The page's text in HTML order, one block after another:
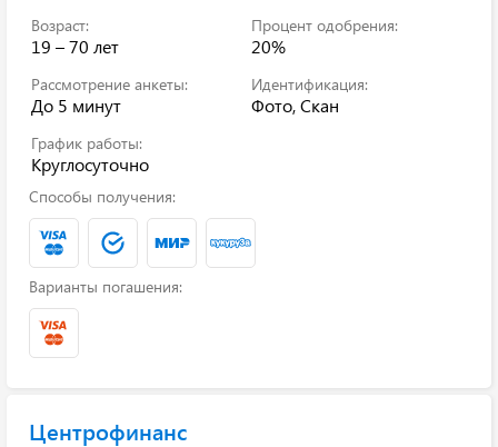
Возраст:
19 – 70 лет
Процент одобрения:
20%
Рассмотрение анкеты:
До 5 минут
Идентификация:
Фото, Скан
График работы:
Круглосуточно
Способы получения:
Варианты погашения:
Центрофинанс